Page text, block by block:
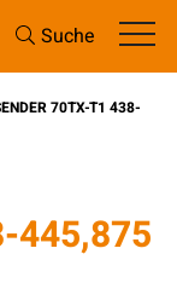
Suche
70TX-T1 438-
445,875